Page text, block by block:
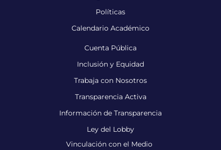
Políticas
Calendario Académico
Cuenta Pública
Inclusión y Equidad
Trabaja con Nosotros
Transparencia Activa
Información de Transparencia
Ley del Lobby
Vinculación con el Medio